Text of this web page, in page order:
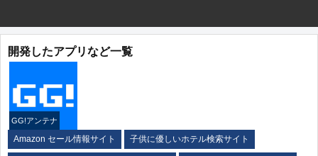
開発したアプリなど一覧
GG!アンテナ
Amazon セール情報サイト 子供に優しいホテル検索サイト